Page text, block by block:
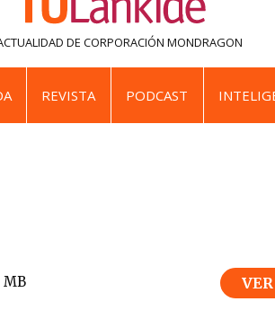
DE CORPORACIÓN MONDRAGON
REVISTA PODCAST
MB